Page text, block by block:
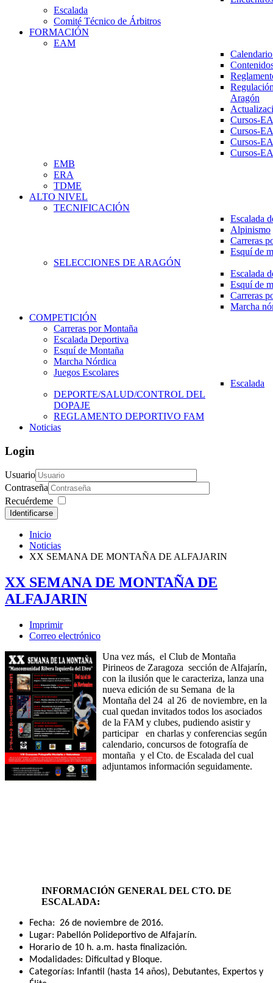
Escalada
Comité Técnico de Árbitros
FORMACIÓN
EAM
Aragón
Cursos-
Cursos-
Cursos-
Cursos-
EMB
ERA
TDME
ALTO NIVEL
TECNIFICACIÓN
Escalada
Alpinismo
Carreras
Esquí de
SELECCIONES DE ARAGÓN
Escalada
Esquí de
Carreras
Marcha
COMPETICIÓN
Carreras por Montaña
Escalada Deportiva
Esquí de Montaña
Marcha Nórdica
Juegos Escolares
Escalada
DEPORTE/SALUD/CONTROL DEL
DOPAJE
REGLAMENTO DEPORTIVO FAM
Noticias
Login
Usuario
Contraseña
Recuérdeme
Identificarse
Inicio
Noticias
XX SEMANA DE MONTAÑA DE ALFAJARIN
XX SEMANA DE MONTAÑA DE
ALFAJARIN
Imprimir
Correo electrónico
Una vez más, el Club de Montaña
Pirineos de Zaragoza sección de Alfajarín,
con la ilusión que le caracteriza, lanza una
nueva edición de su Semana de la
Montaña del 24 al 26 de noviembre, en la
cual quedan invitados todos los asociados
de la FAM y clubes, pudiendo asistir y
participar en charlas y conferencias según
calendario, concursos de fotografía de
montaña y el Cto. de Escalada del cual
adjuntamos información seguidamente.
INFORMACIÓN GENERAL DEL CTO. DE
ESCALADA:
Fecha: 26 de noviembre de 2016.
Lugar: Pabellón Polideportivo de Alfajarín.
Horario de 10 h. a.m. hasta finalización.
Modalidades: Dificultad y Bloque.
Categorías: Infantil (hasta 14 años), Debutantes, Expertos y